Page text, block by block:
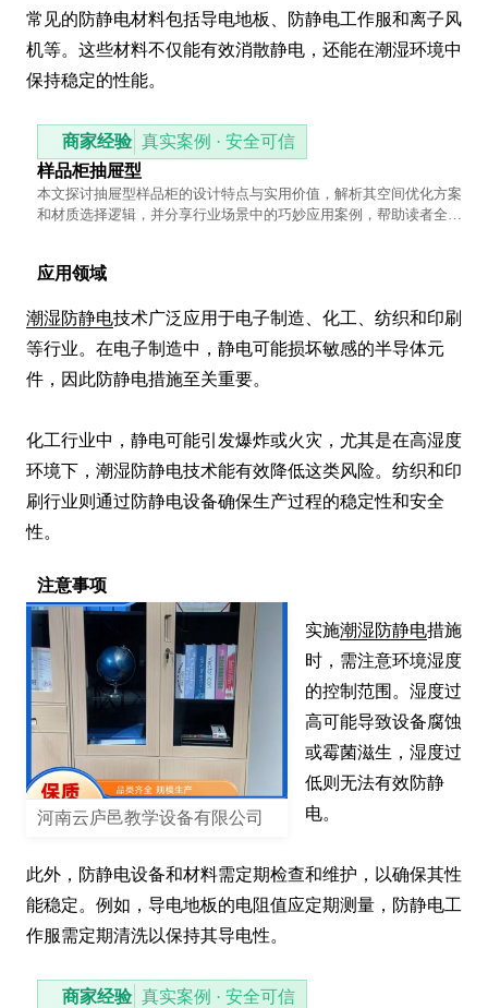
常见的防静电材料包括导电地板、防静电工作服和离子风
机等。这些材料不仅能有效消散静电，还能在潮湿环境中
保持稳定的性能。
商家经验 真实案例 · 安全可信
样品柜抽屉型
本文探讨抽屉型样品柜的设计特点与实用价值，解析其空间优化方案
和材质选择逻辑，并分享行业场景中的巧妙应用案例，帮助读者全面
应用领域
潮湿防静电技术广泛应用于电子制造、化工、纺织和印刷
等行业。在电子制造中，静电可能损坏敏感的半导体元
件，因此防静电措施至关重要。
化工行业中，静电可能引发爆炸或火灾，尤其是在高湿度
环境下，潮湿防静电技术能有效降低这类风险。纺织和印
刷行业则通过防静电设备确保生产过程的稳定性和安全
性。
注意事项
河南云庐邑教学设备有限公司
实施潮湿防静电措施
时，需注意环境湿度
的控制范围。湿度过
高可能导致设备腐蚀
或霉菌滋生，湿度过
低则无法有效防静
电。
此外，防静电设备和材料需定期检查和维护，以确保其性
能稳定。例如，导电地板的电阻值应定期测量，防静电工
作服需定期清洗以保持其导电性。
商家经验 真实案例 · 安全可信